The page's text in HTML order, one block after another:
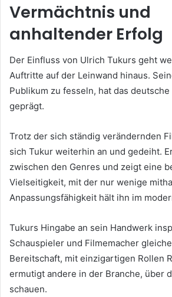
Vermächtnis und
anhaltender Erfolg
Der Einfluss von Ulrich Tukurs geht
Auftritte auf der Leinwand hinaus.
Publikum zu fesseln, hat das
geprägt.
Trotz der sich ständig verändernden
sich Tukur weiterhin an und gedeiht.
zwischen den Genres und zeigt eine
Vielseitigkeit, mit der nur wenige
Anpassungsfähigkeit hält ihn im
Tukurs Hingabe an sein Handwerk
Schauspieler und Filmemacher
Bereitschaft, mit einzigartigen Rollen
ermutigt andere in der Branche, über
schauen.